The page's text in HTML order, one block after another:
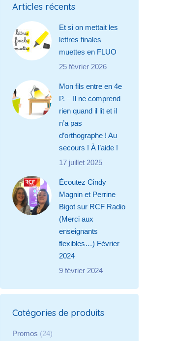
Articles récents
Et si on mettait les
lettres finales
muettes en FLUO
25 février 2026
Mon fils entre en 4e
P. – Il ne comprend
rien quand il lit et il
n’a pas
d’orthographe ! Au
secours ! À l’aide !
17 juillet 2025
Écoutez Cindy
Magnin et Perrine
Bigot sur RCF Radio
(Merci aux
enseignants
flexibles…) Février
2024
9 février 2024
Catégories de produits
Promos (24)